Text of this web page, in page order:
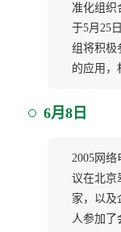
准化组织
于5月25
组将积极
的应用，
6月8日
2005网
议在北京
家，以及
人参加了